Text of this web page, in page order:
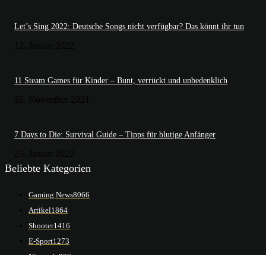
Let’s Sing 2022: Deutsche Songs nicht verfügbar? Das könnt ihr tun
11 Steam Games für Kinder – Bunt, verrückt und unbedenklich
7 Days to Die: Survival Guide – Tipps für blutige Anfänger
Beliebte Kategorien
Gaming News8066
Artikel1864
Shooter1416
E-Sport1273